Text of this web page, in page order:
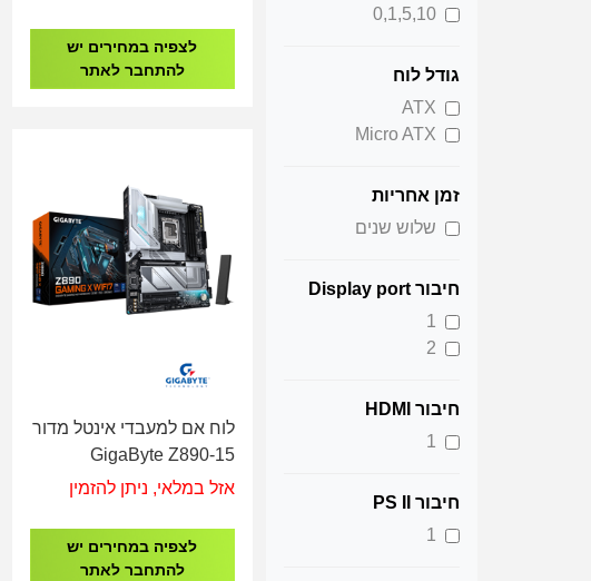
0,1,5,10
גודל לוח
ATX
Micro ATX
זמן אחריות
שלוש שנים
חיבור Display port
1
2
חיבור HDMI
1
חיבור PS II
1
לצפיה במחירים יש
להתחבר לאתר
לוח אם למעבדי אינטל מדור
15-GigaByte Z890
GAMING X WIFI7 -
אזל במלאי, ניתן להזמין
לצפיה במחירים יש
להתחבר לאתר